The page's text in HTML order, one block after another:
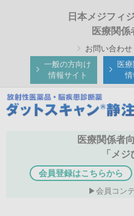
ン
ツ
日本メジフィ
医療関係
お問い合わせ
一般の方向け
情報サイト
医
情
医療関係者
「メジ
会員登録はこちらから
会員コン